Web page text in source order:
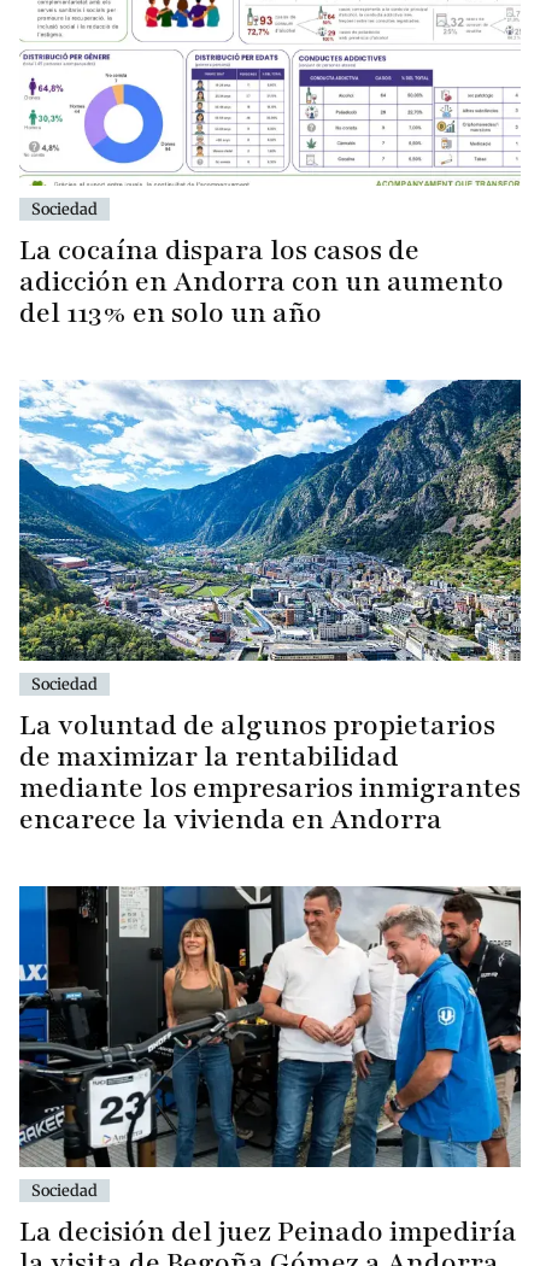
Sociedad
La cocaína dispara los casos de
adicción en Andorra con un aumento
del 113% en solo un año
Sociedad
La voluntad de algunos propietarios
de maximizar la rentabilidad
mediante los empresarios inmigrantes
encarece la vivienda en Andorra
Sociedad
La decisión del juez Peinado impediría